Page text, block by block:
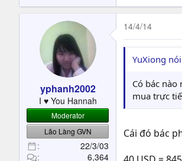
yphanh2002
I ♥︎ You Hannah
Moderator
Lão Làng GVN
22/3/03
6,364
14/4/14
YuXiong
Có bác
mua trực
Cái đó bác